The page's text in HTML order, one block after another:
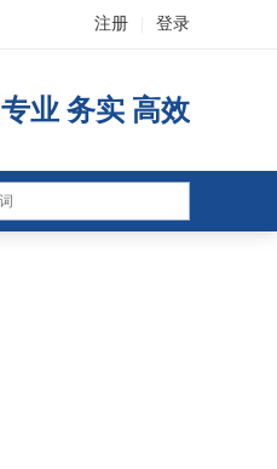
注册 登录
专业 务实 高效